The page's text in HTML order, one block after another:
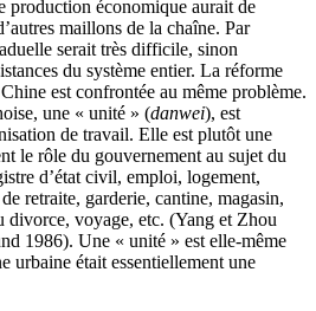
production économique aurait de
maillons de la chaîne. Par
serait très difficile, sinon
du système entier. La réforme
est confrontée au même problème.
une « unité » (danwei), est
de travail. Elle est plutôt une
le rôle du gouvernement au sujet du
d’état civil, emploi, logement,
retraite, garderie, cantine, magasin,
divorce, voyage, etc. (Yang et Zhou
1986). Une « unité » est elle-même
urbaine était essentiellement une